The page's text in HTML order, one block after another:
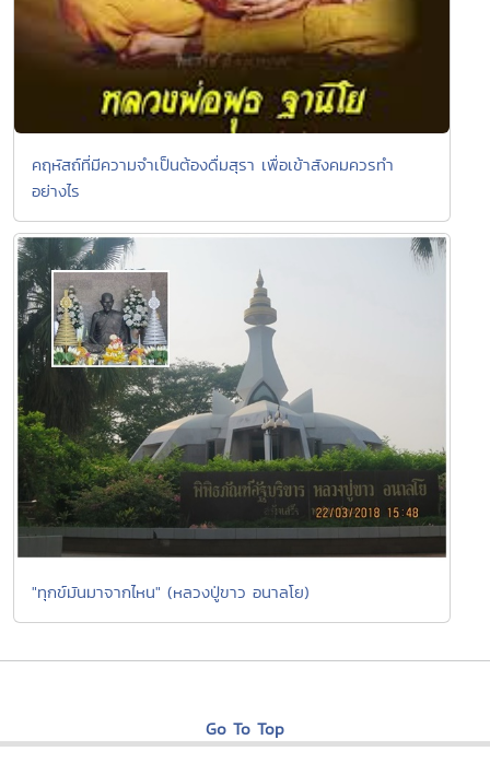
คฤหัสถ์ที่มีความจำเป็นต้องดื่มสุรา เพื่อเข้าสังคมควรทำ
อย่างไร
"ทุกข์มันมาจากไหน" (หลวงปู่ขาว อนาลโย)
Go To Top